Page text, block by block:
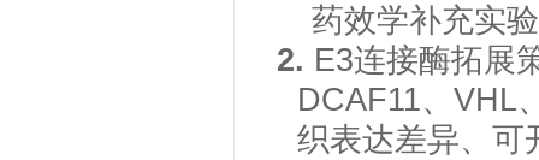
药效学补充实
2. E3连接酶拓展
DCAF11、VHL
织表达差异、可